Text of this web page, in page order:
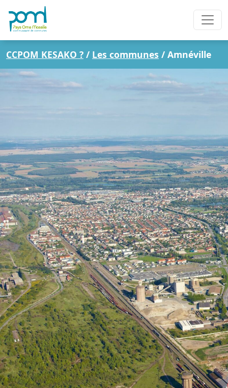
CCPOM KESAKO ? / Les communes / Amnéville